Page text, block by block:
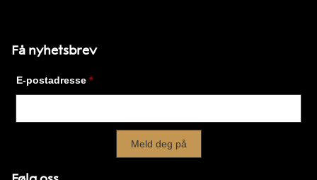
Få nyhetsbrev